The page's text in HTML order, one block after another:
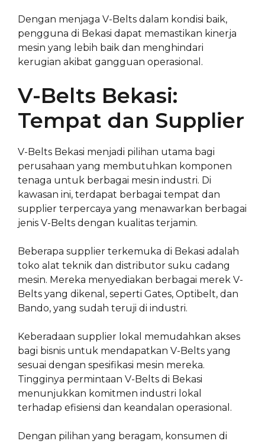
Dengan menjaga V-Belts dalam kondisi baik,
pengguna di Bekasi dapat memastikan kinerja
mesin yang lebih baik dan menghindari
kerugian akibat gangguan operasional.
V-Belts Bekasi:
Tempat dan Supplier
V-Belts Bekasi menjadi pilihan utama bagi
perusahaan yang membutuhkan komponen
tenaga untuk berbagai mesin industri. Di
kawasan ini, terdapat berbagai tempat dan
supplier terpercaya yang menawarkan berbagai
jenis V-Belts dengan kualitas terjamin.
Beberapa supplier terkemuka di Bekasi adalah
toko alat teknik dan distributor suku cadang
mesin. Mereka menyediakan berbagai merek V-
Belts yang dikenal, seperti Gates, Optibelt, dan
Bando, yang sudah teruji di industri.
Keberadaan supplier lokal memudahkan akses
bagi bisnis untuk mendapatkan V-Belts yang
sesuai dengan spesifikasi mesin mereka.
Tingginya permintaan V-Belts di Bekasi
menunjukkan komitmen industri lokal
terhadap efisiensi dan keandalan operasional.
Dengan pilihan yang beragam, konsumen di